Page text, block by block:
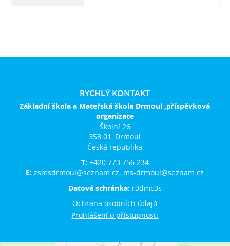
RYCHLÝ KONTAKT
Základní škola a Mateřská škola Drmoul ,příspěvková
organizace
Školní 26
353 01, Drmoul
Česká republika
T: +420 773 756 234
E:zsmsdrmoul@seznam.cz; ms-drmoul@seznam.cz
Datová schránka: r3dmc3s
Ochrana osobních údajů
Prohlášení o přístupnosti